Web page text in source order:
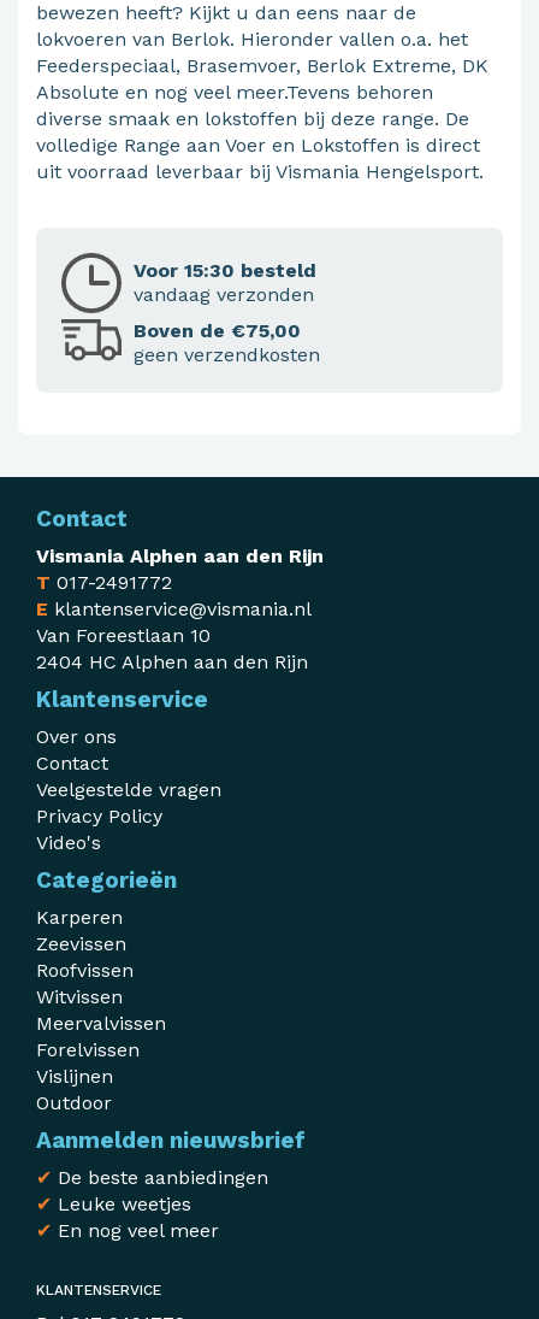
bewezen heeft? Kijkt u dan eens naar de
lokvoeren van Berlok. Hieronder vallen o.a. het
Feederspeciaal, Brasemvoer, Berlok Extreme, DK
Absolute en nog veel meer.Tevens behoren
diverse smaak en lokstoffen bij deze range. De
volledige Range aan Voer en Lokstoffen is direct
uit voorraad leverbaar bij Vismania Hengelsport.
Voor 15:30 besteld
vandaag verzonden
Boven de €75,00
geen verzendkosten
Contact
Vismania Alphen aan den Rijn
T 017-2491772
E klantenservice@vismania.nl
Van Foreestlaan 10
2404 HC Alphen aan den Rijn
Klantenservice
Over ons
Contact
Veelgestelde vragen
Privacy Policy
Video's
Categorieën
Karperen
Zeevissen
Roofvissen
Witvissen
Meervalvissen
Forelvissen
Vislijnen
Outdoor
Aanmelden nieuwsbrief
✔ De beste aanbiedingen
✔ Leuke weetjes
✔ En nog veel meer
KLANTENSERVICE